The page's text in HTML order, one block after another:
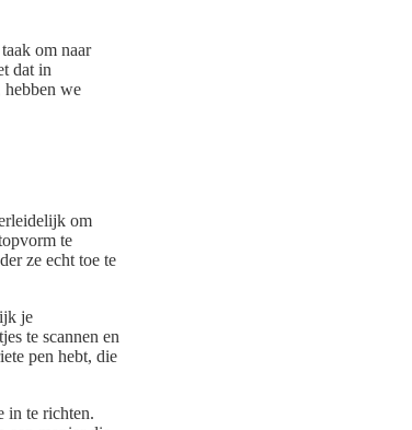
om naar
dat in
hebben we
om
te
ze echt toe te
je
te scannen en
pen hebt, die
in te richten.